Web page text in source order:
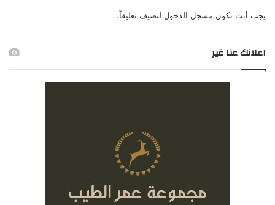
يجب أنت تكون مسجل الدخول لتضيف تعليقاً.
اعلانك عنا غير